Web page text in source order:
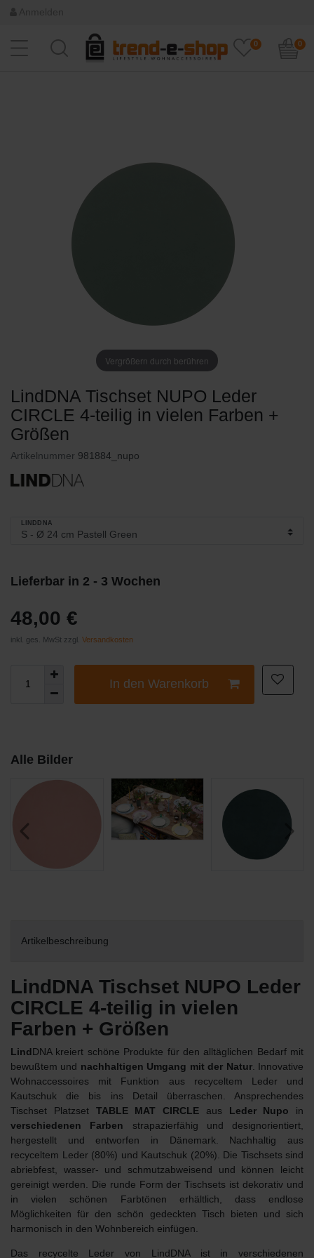
0 0
Vergrößern durch berühren
LindDNA Tischset NUPO Leder
CIRCLE 4-teilig in vielen Farben +
Größen
Artikelnummer 981884_nupo
LINDDNA
Lieferbar in 2 - 3 Wochen
48,00 €
inkl. ges. MwSt zzgl. Versandkosten
In den Warenkorb
Alle Bilder
Artikelbeschreibung
LindDNA Tischset NUPO Leder
CIRCLE 4-teilig in vielen
Farben + Größen
LindDNA kreiert schöne Produkte für den alltäglichen Bedarf mit
bewußtem und nachhaltigen Umgang mit der Natur. Innovative
Wohnaccessoires mit Funktion aus recyceltem Leder und
Kautschuk die bis ins Detail überraschen. Ansprechendes
Tischset Platzset TABLE MAT CIRCLE aus Leder Nupo in
verschiedenen Farben strapazierfähig und designorientiert,
hergestellt und entworfen in Dänemark. Nachhaltig aus
recyceltem Leder (80%) und Kautschuk (20%). Die Tischsets sind
abriebfest, wasser- und schmutzabweisend und können leicht
gereinigt werden. Die runde Form der Tischsets ist dekorativ und
in vielen schönen Farbtönen erhältlich, dass endlose
Möglichkeiten für den schön gedeckten Tisch bieten und sich
harmonisch in den Wohnbereich einfügen.
Das recycelte Leder von LindDNA ist in verschiedenen